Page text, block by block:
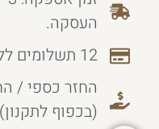
העסקה.
12 תשלומים ללא ריבית.
(בכפוף לתקנון)